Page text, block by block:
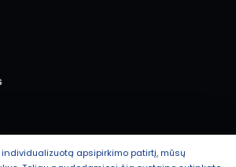
apsipirkimo patirtį, mūsų